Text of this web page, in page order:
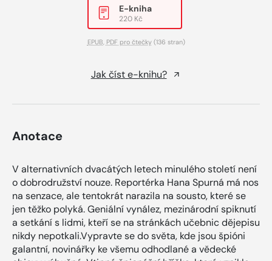
E-kniha
220 Kč
EPUB, PDF pro čtečky(136 stran)
Jak číst e-knihu?
Anotace
V alternativních dvacátých letech minulého století není
o dobrodružství nouze. Reportérka Hana Spurná má nos
na senzace, ale tentokrát narazila na sousto, které se
jen těžko polyká. Geniální vynález, mezinárodní spiknutí
a setkání s lidmi, kteří se na stránkách učebnic dějepisu
nikdy nepotkali.Vypravte se do světa, kde jsou špióni
galantní, novinářky ke všemu odhodlané a vědecké